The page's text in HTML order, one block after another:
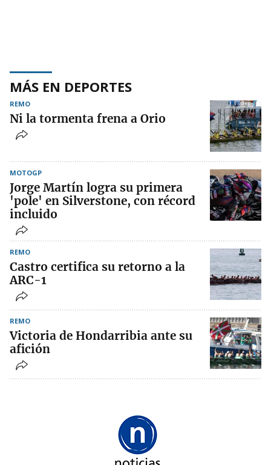
MÁS EN DEPORTES
REMO
Ni la tormenta frena a Orio
MOTOGP
Jorge Martín logra su primera
'pole' en Silverstone, con récord
incluido
REMO
Castro certifica su retorno a la
ARC-1
REMO
Victoria de Hondarribia ante su
afición